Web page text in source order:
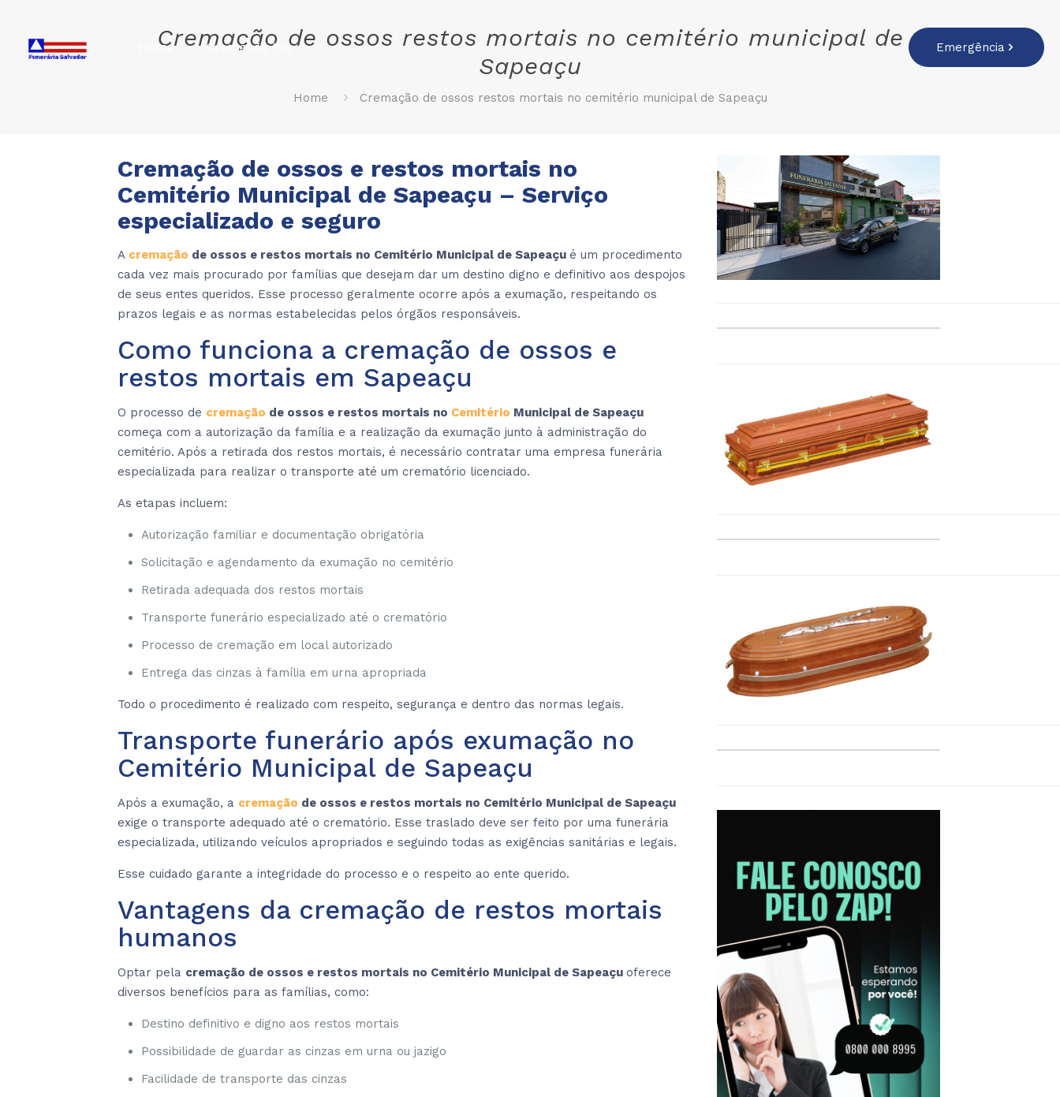
Home Cremação Pet Emergência
Cremação de ossos restos mortais no cemitério municipal de
Sapeaçu
Home Cremação de ossos restos mortais no cemitério municipal de Sapeaçu
Cremação de ossos e restos mortais no
Cemitério Municipal de Sapeaçu – Serviço
especializado e seguro
A cremação de ossos e restos mortais no Cemitério Municipal de Sapeaçué um procedimento
cada vez mais procurado por famílias que desejam dar um destino digno e definitivo aos despojos
de seus entes queridos. Esse processo geralmente ocorre após a exumação, respeitando os
prazos legais e as normas estabelecidas pelos órgãos responsáveis.
Como funciona a cremação de ossos e
restos mortais em Sapeaçu
O processo de cremação de ossos e restos mortais no Cemitério Municipal de Sapeaçu
começa com a autorização da família e a realização da exumação junto à administração do
cemitério. Após a retirada dos restos mortais, é necessário contratar uma empresa funerária
especializada para realizar o transporte até um crematório licenciado.
As etapas incluem:
Autorização familiar e documentação obrigatória
Solicitação e agendamento da exumação no cemitério
Retirada adequada dos restos mortais
Transporte funerário especializado até o crematório
Processo de cremação em local autorizado
Entrega das cinzas à família em urna apropriada
Todo o procedimento é realizado com respeito, segurança e dentro das normas legais.
Transporte funerário após exumação no
Cemitério Municipal de Sapeaçu
Após a exumação, a cremação de ossos e restos mortais no Cemitério Municipal de Sapeaçu
exige o transporte adequado até o crematório. Esse traslado deve ser feito por uma funerária
especializada, utilizando veículos apropriados e seguindo todas as exigências sanitárias e legais.
Esse cuidado garante a integridade do processo e o respeito ao ente querido.
Vantagens da cremação de restos mortais
humanos
Optar pela cremação de ossos e restos mortais no Cemitério Municipal de Sapeaçuoferece
diversos benefícios para as famílias, como:
Destino definitivo e digno aos restos mortais
Possibilidade de guardar as cinzas em urna ou jazigo
Facilidade de transporte das cinzas